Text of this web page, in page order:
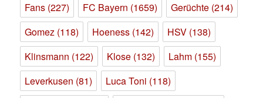
Fans (227) FC Bayern (1659) Gerüchte (214)
Gomez (118) Hoeness (142) HSV (138)
Klinsmann (122) Klose (132) Lahm (155)
Leverkusen (81) Luca Toni (118)